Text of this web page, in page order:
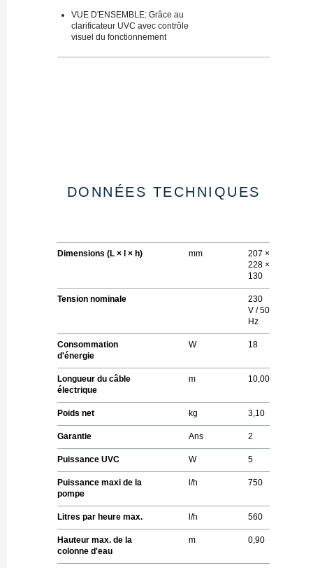
VUE D'ENSEMBLE: Grâce au
clarificateur UVC avec contrôle
visuel du fonctionnement
DONNÉES TECHNIQUES
Dimensions (L × l × h) mm
207 ×
228 ×
130
Tension nominale
230
V / 50
Hz
Consommation
d'énergie
W 18
Longueur du câble
électrique
m 10,00
Poids net kg 3,10
Garantie Ans 2
Puissance UVC W 5
Puissance maxi de la
pompe
l/h 750
Litres par heure max. l/h 560
Hauteur max. de la
colonne d'eau
m 0,90